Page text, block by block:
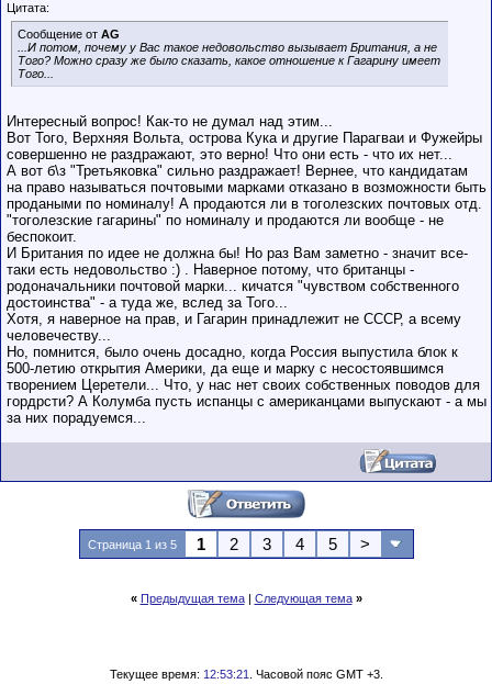
Цитата:
Сообщение от AG
...И потом, почему у Вас такое недовольство вызывает Британия, а не
Того? Можно сразу же было сказать, какое отношение к Гагарину имеет
Того...
Интересный вопрос! Как-то не думал над этим...
Вот Того, Верхняя Вольта, острова Кука и другие Парагваи и Фужейры
совершенно не раздражают, это верно! Что они есть - что их нет...
А вот б\з "Третьяковка" сильно раздражает! Вернее, что кандидатам
на право называться почтовыми марками отказано в возможности быть
продаными по номиналу! А продаются ли в тоголезских почтовых отд.
"тоголезские гагарины" по номиналу и продаются ли вообще - не
беспокоит.
И Британия по идее не должна бы! Но раз Вам заметно - значит все-
таки есть недовольство :) . Наверное потому, что британцы -
родоначальники почтовой марки... кичатся "чувством собственного
достоинства" - а туда же, вслед за Того...
Хотя, я наверное на прав, и Гагарин принадлежит не СССР, а всему
человечеству...
Но, помнится, было очень досадно, когда Россия выпустила блок к
500-летию открытия Америки, да еще и марку с несостоявшимся
творением Церетели... Что, у нас нет своих собственных поводов для
гордрсти? А Колумба пусть испанцы с американцами выпускают - а мы
за них порадуемся...
Страница 1 из 5 1 2 3 4 5 >
« Предыдущая тема| Следующая тема »
Текущее время: 12:53:21 . Часовой пояс GMT +3.